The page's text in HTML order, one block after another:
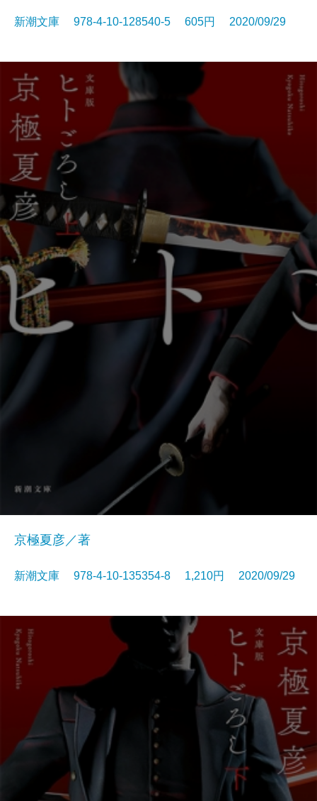
新潮文庫 978-4-10-128540-5 605円 2020/09/29
京極夏彦／著
新潮文庫 978-4-10-135354-8 1,210円 2020/09/29